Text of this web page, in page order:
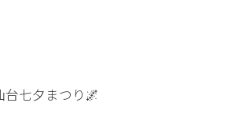
七夕まつり🌌